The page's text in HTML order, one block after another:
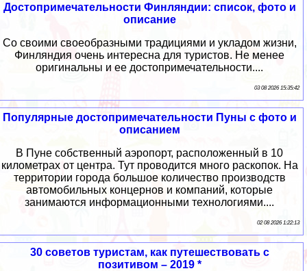
Достопримечательности Финляндии: список, фото и
описание
Со своими своеобразными традициями и укладом жизни,
Финляндия очень интересна для туристов. Не менее
оригинальны и ее достопримечательности....
03 08 2026 15:35:42
Популярные достопримечательности Пуны с фото и
описанием
В Пуне собственный аэропорт, расположенный в 10
километрах от центра. Тут проводится много раскопок. На
территории города большое количество производств
автомобильных концернов и компаний, которые
занимаются информационными технологиями....
02 08 2026 1:22:13
30 советов туристам, как путешествовать с
позитивом – 2019 *